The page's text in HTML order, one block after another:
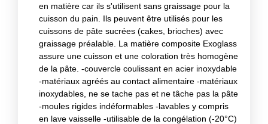
en matière car ils s'utilisent sans graissage pour la
cuisson du pain. Ils peuvent être utilisés pour les
cuissons de pâte sucrées (cakes, brioches) avec
graissage préalable. La matière composite Exoglass
assure une cuisson et une coloration très homogène
de la pâte. -couvercle coulissant en acier inoxydable
-matériaux agréés au contact alimentaire -matériaux
inoxydables, ne se tache pas et ne tâche pas la pâte
-moules rigides indéformables -lavables y compris
en lave vaisselle -utilisable de la congélation (-20°C)